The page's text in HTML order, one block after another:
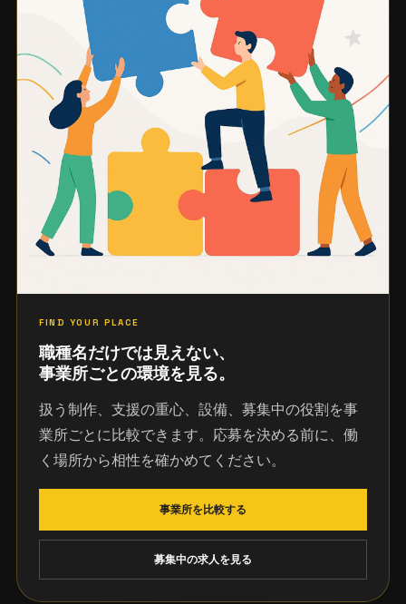
FIND YOUR PLACE
職種名だけでは見えない、
事業所ごとの環境を見る。
扱う制作、支援の重心、設備、募集中の役割を事
業所ごとに比較できます。応募を決める前に、働
く場所から相性を確かめてください。
事業所を比較する
募集中の求人を見る